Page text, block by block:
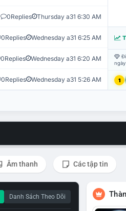
0Replies Thursday a31 6:30 AM
0Replies Wednesday a31 6:25 AM
0Replies Wednesday a31 6:20 AM
0Replies Wednesday a31 5:26 AM 1
Âm thanh Các tập tin
Danh Sách Theo Dõi